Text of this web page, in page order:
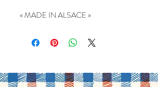
« MADE IN ALSACE »